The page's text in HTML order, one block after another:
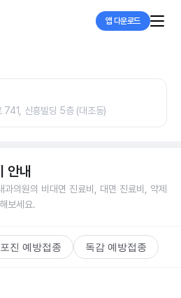
앱 다운로드
741, 신흥빌딩 5층 (대조동)
안내
과의원의 비대면 진료비, 대면 진료비, 약제
보세요.
진 예방접종 독감 예방접종